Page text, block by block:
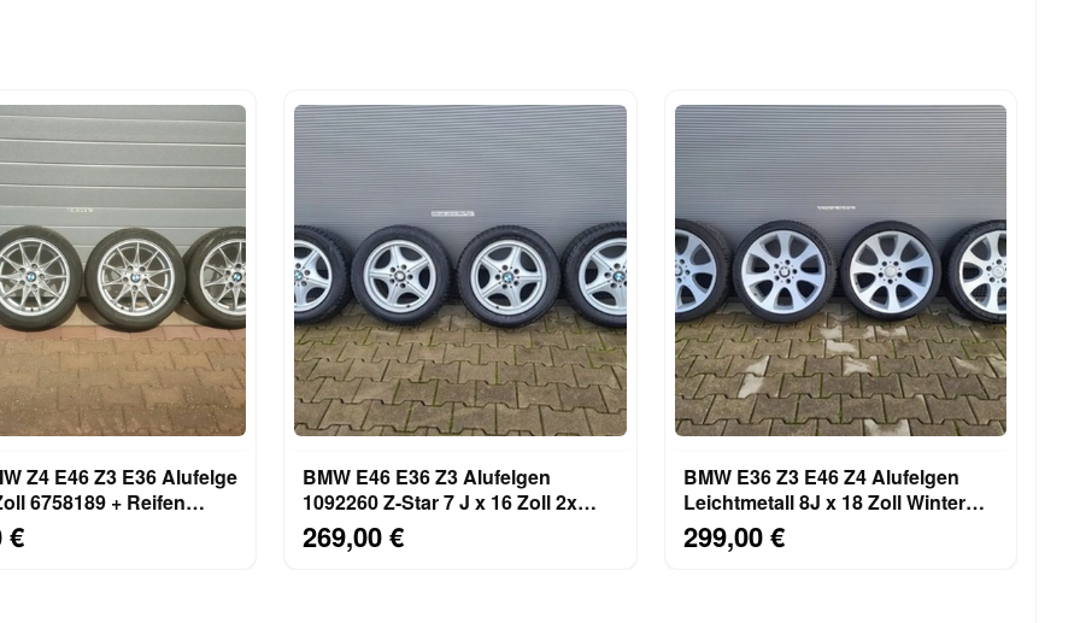
Z4 E46 Z3 E36 Alufelge
6758189 + Reifen
€
BMW E46 E36 Z3 Alufelgen
1092260 Z-Star 7 J x 16 Zoll 2x
Winter Reifen ABHOLUNG
269,00 €
BMW E36 Z3 E46 Z4 Alufelgen
Leichtmetall 8J x 18 Zoll Winter
Reifen ABHOLUNG
299,00 €